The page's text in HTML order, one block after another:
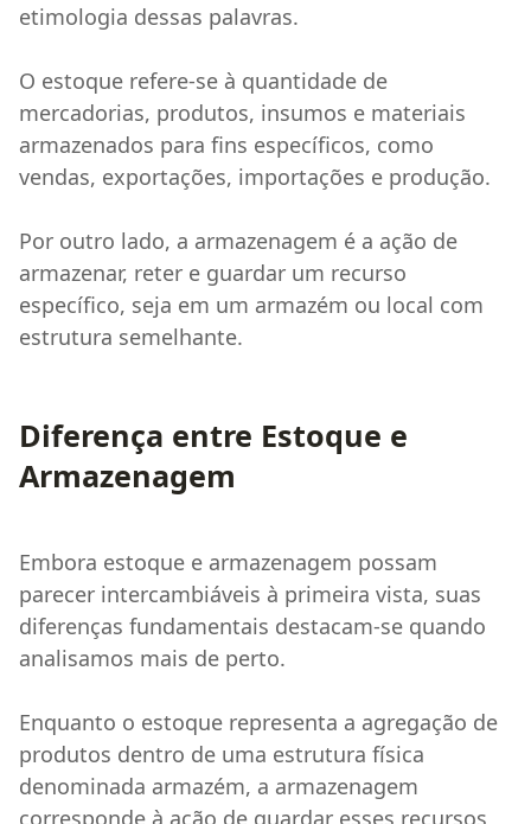
etimologia dessas palavras.
O estoque refere-se à quantidade de
mercadorias, produtos, insumos e materiais
armazenados para fins específicos, como
vendas, exportações, importações e produção.
Por outro lado, a armazenagem é a ação de
armazenar, reter e guardar um recurso
específico, seja em um armazém ou local com
estrutura semelhante.
Diferença entre Estoque e
Armazenagem
Embora estoque e armazenagem possam
parecer intercambiáveis à primeira vista, suas
diferenças fundamentais destacam-se quando
analisamos mais de perto.
Enquanto o estoque representa a agregação de
produtos dentro de uma estrutura física
denominada armazém, a armazenagem
corresponde à ação de guardar esses recursos